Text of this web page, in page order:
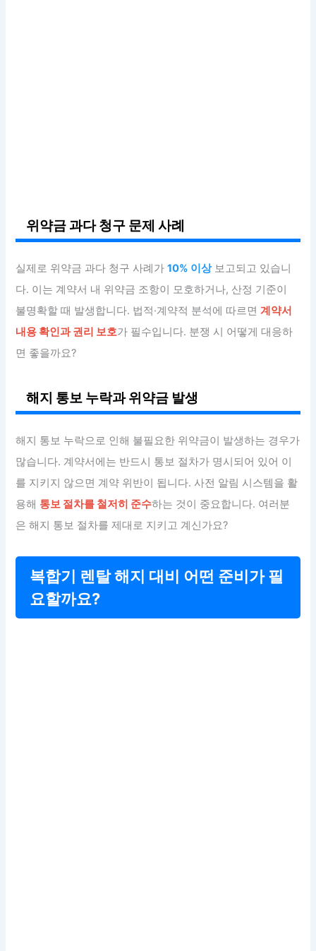
위약금 과다 청구 문제 사례
실제로 위약금 과다 청구 사례가10% 이상보고되고 있습니
다. 이는 계약서 내 위약금 조항이 모호하거나, 산정 기준이
불명확할 때 발생합니다. 법적·계약적 분석에 따르면계약서
내용 확인과 권리 보호가 필수입니다. 분쟁 시 어떻게 대응하
면 좋을까요?
해지 통보 누락과 위약금 발생
해지 통보 누락으로 인해 불필요한 위약금이 발생하는 경우가
많습니다. 계약서에는 반드시 통보 절차가 명시되어 있어 이
를 지키지 않으면 계약 위반이 됩니다. 사전 알림 시스템을 활
용해 통보 절차를 철저히 준수하는 것이 중요합니다. 여러분
은 해지 통보 절차를 제대로 지키고 계신가요?
복합기 렌탈 해지 대비 어떤 준비가 필
요할까요?